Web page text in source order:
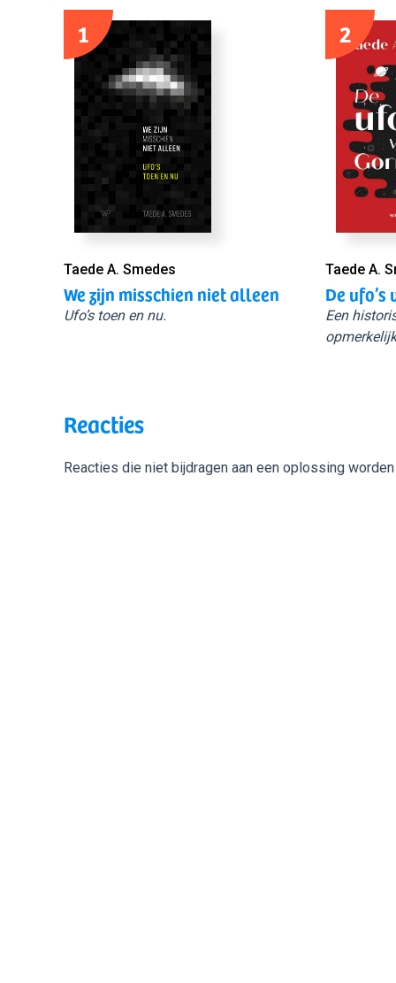
1
Taede A. Smedes
We zijn misschien niet alleen
Ufo’s toen en nu.
2
Taede A.
De
Een
Reacties
Reacties die niet bijdragen aan een oplossing